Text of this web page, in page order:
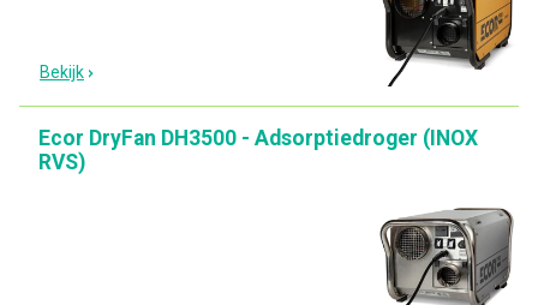
Bekijk
Ecor DryFan DH3500 - Adsorptiedroger (INOX
RVS)